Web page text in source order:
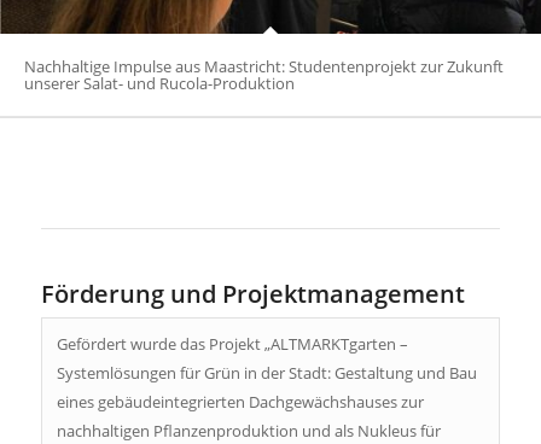
Nachhaltige Impulse aus Maastricht: Studentenprojekt zur Zukunft
unserer Salat- und Rucola-Produktion
Förderung und Projektmanagement
Gefördert wurde das Projekt „ALTMARKTgarten –
Systemlösungen für Grün in der Stadt: Gestaltung und Bau
eines gebäudeintegrierten Dachgewächshauses zur
nachhaltigen Pflanzenproduktion und als Nukleus für